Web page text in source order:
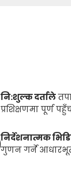
नि:शुल्क दर्ताले
प्रशिक्षणमा पूर्ण
निर्देशनात्मक
गुणन गर्ने आधारभूत